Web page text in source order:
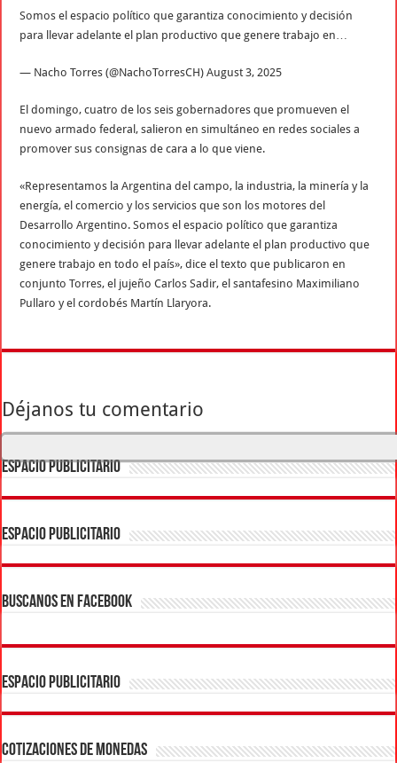
Somos el espacio político que garantiza conocimiento y decisión
para llevar adelante el plan productivo que genere trabajo en…
— Nacho Torres (@NachoTorresCH) August 3, 2025
El domingo, cuatro de los seis gobernadores que promueven el
nuevo armado federal, salieron en simultáneo en redes sociales a
promover sus consignas de cara a lo que viene.
«Representamos la Argentina del campo, la industria, la minería y la
energía, el comercio y los servicios que son los motores del
Desarrollo Argentino. Somos el espacio político que garantiza
conocimiento y decisión para llevar adelante el plan productivo que
genere trabajo en todo el país», dice el texto que publicaron en
conjunto Torres, el jujeño Carlos Sadir, el santafesino Maximiliano
Pullaro y el cordobés Martín Llaryora.
Déjanos tu comentario
ESPACIO PUBLICITARIO
ESPACIO PUBLICITARIO
BUSCANOS EN FACEBOOK
ESPACIO PUBLICITARIO
COTIZACIONES DE MONEDAS